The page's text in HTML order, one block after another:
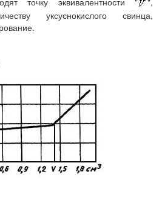
уксуснокислого свинца,